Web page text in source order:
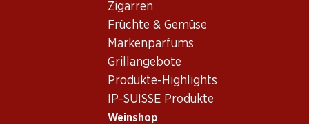
Zigarren
Früchte & Gemüse
Markenparfums
Grillangebote
Produkte-Highlights
IP-SUISSE Produkte
Weinshop
Maître de Plaisir Litchi